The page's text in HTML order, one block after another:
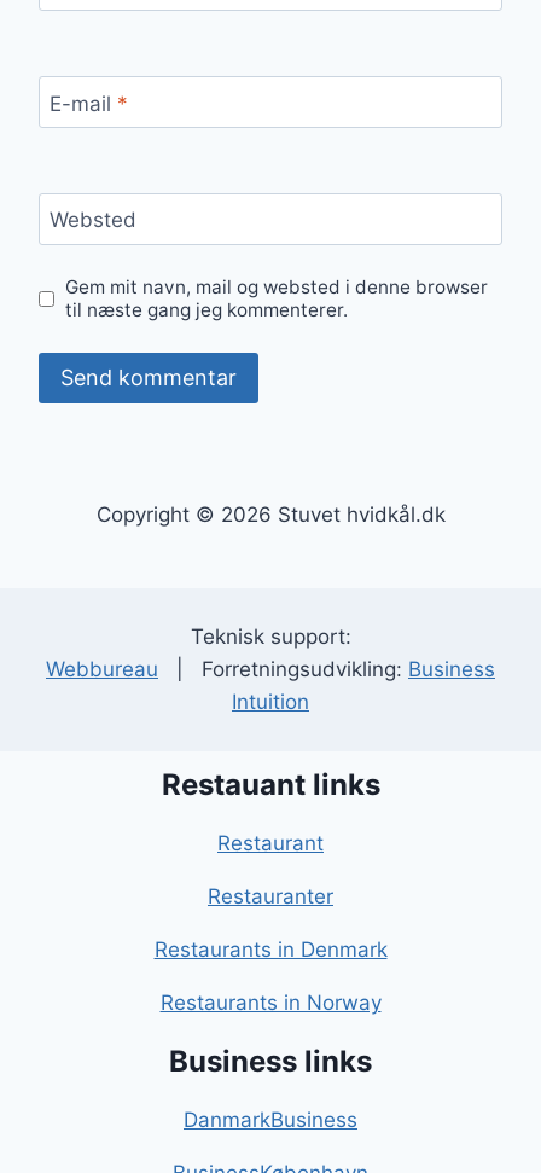
E-mail *
Websted
Gem mit navn, mail og websted i denne browser
til næste gang jeg kommenterer.
Copyright © 2026 Stuvet hvidkål.dk
Teknisk support:
Webbureau | Forretningsudvikling: Business
Intuition
Restauant links
Restaurant
Restauranter
Restaurants in Denmark
Restaurants in Norway
Business links
DanmarkBusiness